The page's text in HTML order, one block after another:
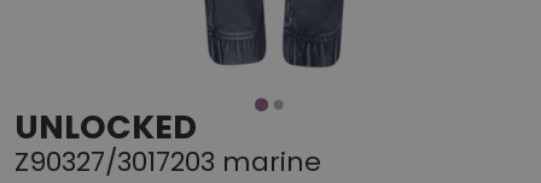
UNLOCKED
Z90327/3017203 marine